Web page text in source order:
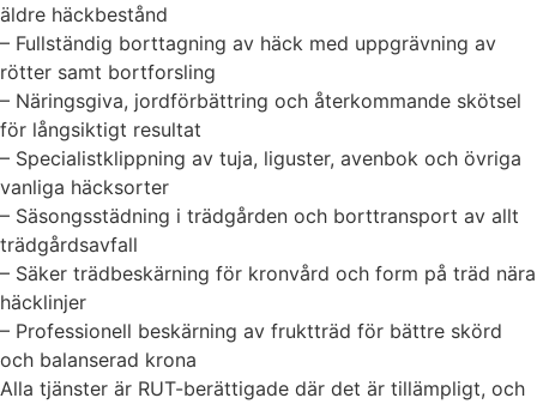
äldre häckbestånd
– Fullständig borttagning av häck med uppgrävning av
rötter samt bortforsling
– Näringsgiva, jordförbättring och återkommande skötsel
för långsiktigt resultat
– Specialistklippning av tuja, liguster, avenbok och övriga
vanliga häcksorter
– Säsongsstädning i trädgården och borttransport av allt
trädgårdsavfall
– Säker trädbeskärning för kronvård och form på träd nära
häcklinjer
– Professionell beskärning av fruktträd för bättre skörd
och balanserad krona
Alla tjänster är RUT-berättigade där det är tillämpligt, och